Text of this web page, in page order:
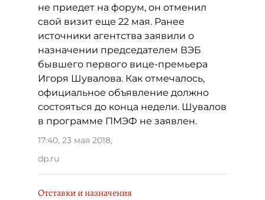
не приедет на форум, он отменил
свой визит еще 22 мая. Ранее
источники агентства заявили о
назначении председателем ВЭБ
бывшего первого вице-премьера
Игоря Шувалова. Как отмечалось,
официальное объявление должно
состояться до конца недели. Шувалов
в программе ПМЭФ не заявлен.
17:40, 23 мая 2018,
dp.ru
Отставки и назначения